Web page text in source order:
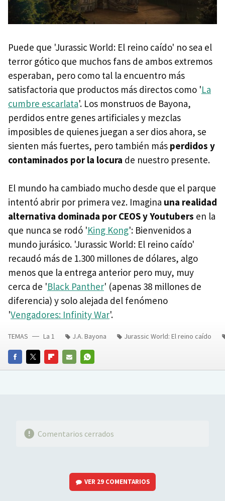
Puede que 'Jurassic World: El reino caído' no sea el
terror gótico que muchos fans de ambos extremos
esperaban, pero como tal la encuentro más
satisfactoria que productos más directos como 'La
cumbre escarlata'. Los monstruos de Bayona,
perdidos entre genes artificiales y mezclas
imposibles de quienes juegan a ser dios ahora, se
sienten más fuertes, pero también más perdidos y
contaminados por la locura de nuestro presente.
El mundo ha cambiado mucho desde que el parque
intentó abrir por primera vez. Imagina una realidad
alternativa dominada por CEOS y Youtubers en la
que nunca se rodó 'King Kong': Bienvenidos a
mundo jurásico. 'Jurassic World: El reino caído'
recaudó más de 1.300 millones de dólares, algo
menos que la entrega anterior pero muy, muy
cerca de 'Black Panther' (apenas 38 millones de
diferencia) y solo alejada del fenómeno
'Vengadores: Infinity War'.
FACEBOOKTWITTERFLIPBOARD
E-
WHATSAPP
TEMAS La 1 J.A. Bayona Jurassic World: El reino caído
Comentarios cerrados
VER 29 COMENTARIOS